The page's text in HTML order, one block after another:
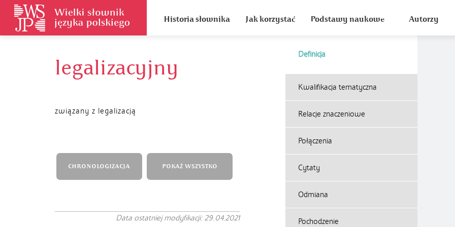
Historia słownika Jak korzystać Podstawy naukowe Autorzy
legalizacyjny
Definicja
związany z legalizacją
Kwalifikacja tematyczna
Relacje znaczeniowe
Połączenia
Cytaty
Odmiana
Pochodzenie
CHRONOLOGIZACJA POKAŻ WSZYSTKO
Data ostatniej modyfikacji: 29.04.2021